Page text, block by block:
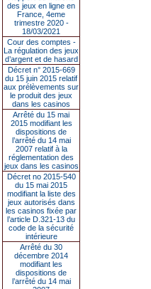
des jeux en ligne en
France, 4eme
trimestre 2020 -
18/03/2021
Cour des comptes -
La régulation des jeux
d’argent et de hasard
Décret n° 2015-669
du 15 juin 2015 relatif
aux prélèvements sur
le produit des jeux
dans les casinos
Arrêté du 15 mai
2015 modifiant les
dispositions de
l’arrêté du 14 mai
2007 relatif à la
réglementation des
jeux dans les casinos
Décret no 2015-540
du 15 mai 2015
modifiant la liste des
jeux autorisés dans
les casinos fixée par
l’article D.321-13 du
code de la sécurité
intérieure
Arrêté du 30
décembre 2014
modifiant les
dispositions de
l’arrêté du 14 mai